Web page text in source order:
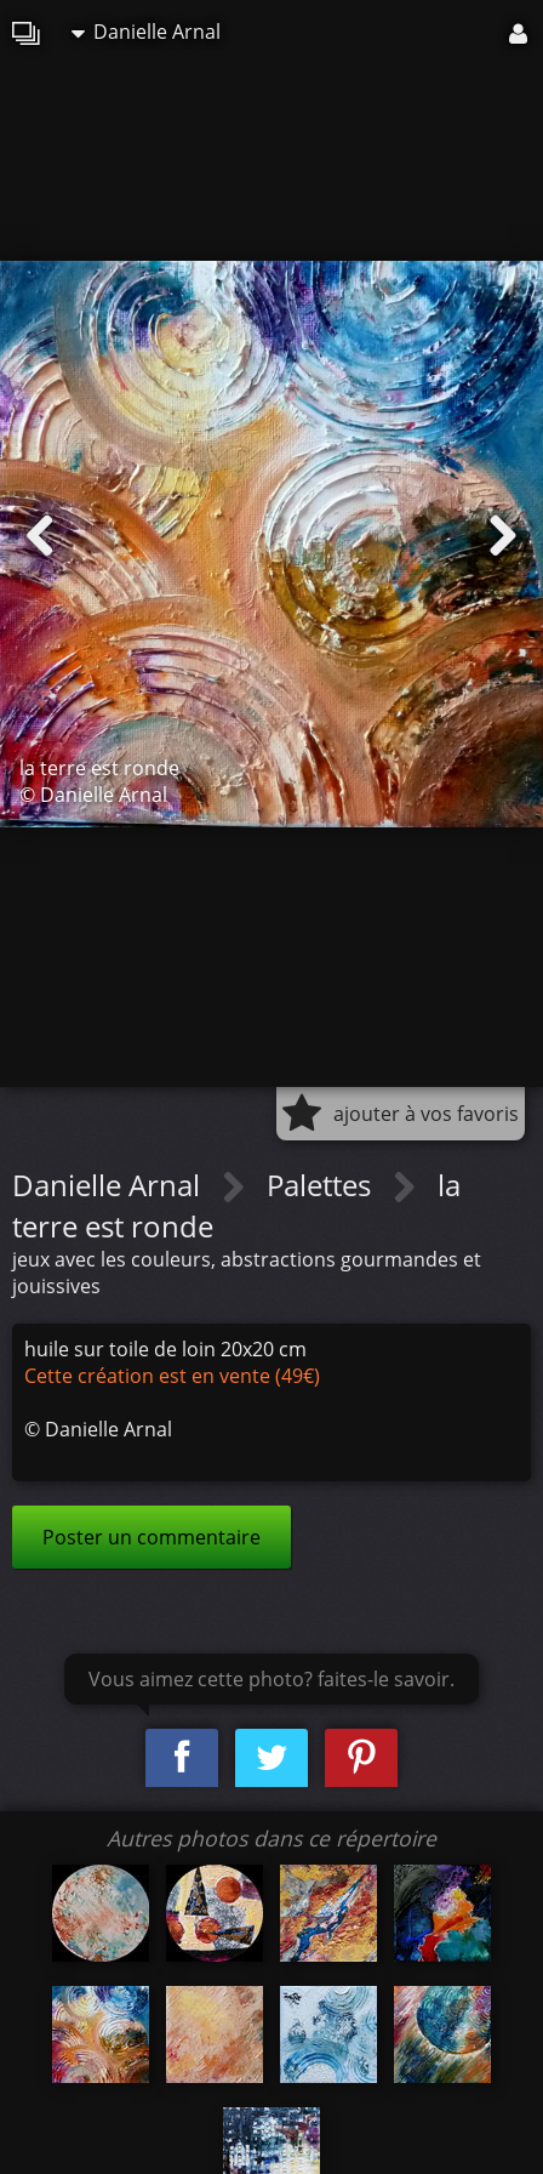
Danielle Arnal
la terre est ronde
© Danielle Arnal
ajouter à vos favoris
Danielle Arnal Palettes
la
terre est ronde
jeux avec les couleurs, abstractions gourmandes et
jouissives
huile sur toile de loin 20x20 cm
Cette création est en vente (49€)
© Danielle Arnal
Poster un commentaire
Vous aimez cette photo? faites-le savoir.
Autres photos dans ce répertoire